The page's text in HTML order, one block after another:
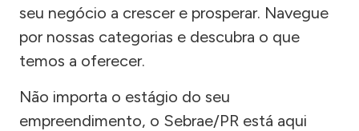
seu negócio a crescer e prosperar. Navegue
por nossas categorias e descubra o que
temos a oferecer.
Não importa o estágio do seu
empreendimento, o Sebrae/PR está aqui